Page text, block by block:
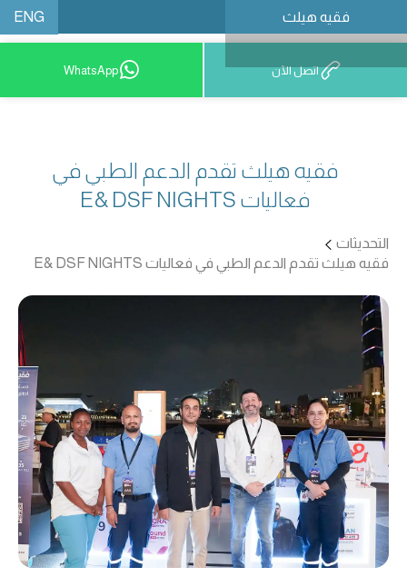
فقيه هيلث ENG
احجز موعدًا اتصل الآن WhatsApp
فقيه هيلث تقدم الدعم الطبي في
فعاليات E& DSF NIGHTS
التحديثات
فقيه هيلث تقدم الدعم الطبي في فعاليات E& DSF NIGHTS